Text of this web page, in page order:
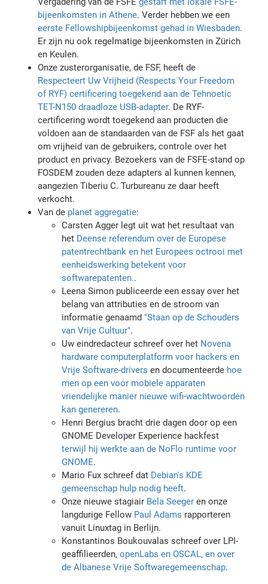
bijeenkomsten in Athene. Verder hebben we een
eerste Fellowshipbijeenkomst gehad in Wiesbaden.
Er zijn nu ook regelmatige bijeenkomsten in Zürich
en Keulen.
Onze zusterorganisatie, de FSF, heeft de
Respecteert Uw Vrijheid (Respects Your Freedom
of RYF) certificering toegekend aan de Tehnoetic
TET-N150 draadloze USB-adapter. De RYF-
certificering wordt toegekend aan producten die
voldoen aan de standaarden van de FSF als het gaat
om vrijheid van de gebruikers, controle over het
product en privacy. Bezoekers van de FSFE-stand op
FOSDEM zouden deze adapters al kunnen kennen,
aangezien Tiberiu C. Turbureanu ze daar heeft
verkocht.
Van de planet aggregatie:
Carsten Agger legt uit wat het resultaat van
het Deense referendum over de Europese
patentrechtbank en het Europees octrooi met
eenheidswerking betekent voor
softwarepatenten..
Leena Simon publiceerde een essay over het
belang van attributies en de stroom van
informatie genaamd "Staan op de Schouders
van Vrije Cultuur".
Uw eindredacteur schreef over het Novena
hardware computerplatform voor hackers en
Vrije Software-drivers en documenteerde hoe
men op een voor mobiele apparaten
vriendelijke manier nieuwe wifi-wachtwoorden
kan genereren.
Henri Bergius bracht drie dagen door op een
GNOME Developer Experience hackfest
terwijl hij werkte aan de NoFlo runtime voor
GNOME.
Mario Fux schreef dat Debian's KDE
gemeenschap hulp nodig heeft.
Onze nieuwe stagiair Bela Seeger en onze
langdurige Fellow Paul Adams rapporteren
vanuit Linuxtag in Berlijn.
Konstantinos Boukouvalas schreef over LPI-
geaffilieerden,openLabs en OSCAL, en over
de Albanese Vrije Softwaregemeenschap.